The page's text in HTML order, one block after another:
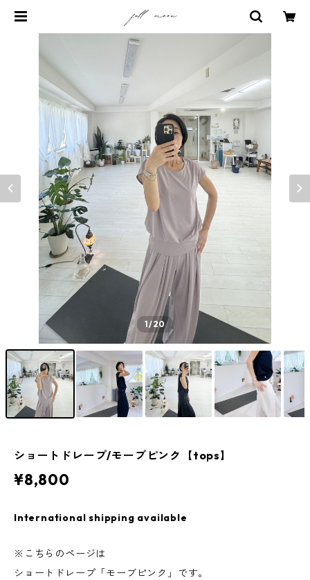
1/20
ショートドレープ/モーブピンク【tops】
¥8,800
International shipping available
※こちらのページは
ショートドレープ「モーブピンク」です。